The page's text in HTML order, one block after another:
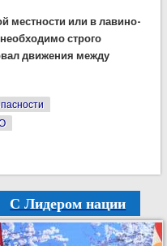
местности или в лавино-
строго
движения между
С Лидером нации